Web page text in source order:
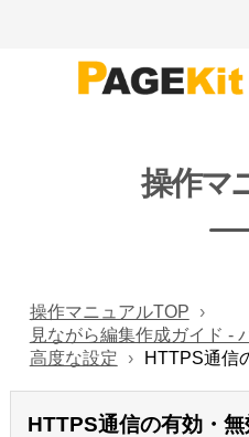
操作マ
操作マニュアルTOP
見ながら編集作成ガイド -
高度な設定
HTTPS通信
HTTPS通信の有効・